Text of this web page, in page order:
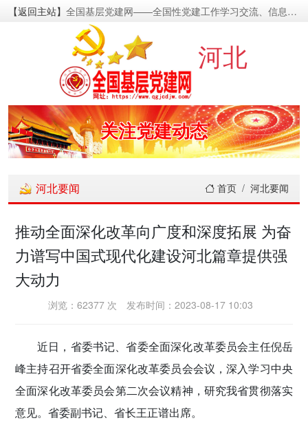
【返回主站】 全国基层党建网——全国性党建工作学习交流、信息资源发布的基层党建新闻门户网
河北
密切党群关系
传递党的声音
关注党建动态
传播党建理论
密切党群关系
传递党的声音
河北要闻 首页 河北要闻
推动全面深化改革向广度和深度拓展 为奋
力谱写中国式现代化建设河北篇章提供强
大动力
浏览：62377 次 发布时间：2023-08-17 10:03
近日，省委书记、省委全面深化改革委员会主任倪岳
峰主持召开省委全面深化改革委员会会议，深入学习中央
全面深化改革委员会第二次会议精神，研究我省贯彻落实
意见。省委副书记、省长王正谱出席。